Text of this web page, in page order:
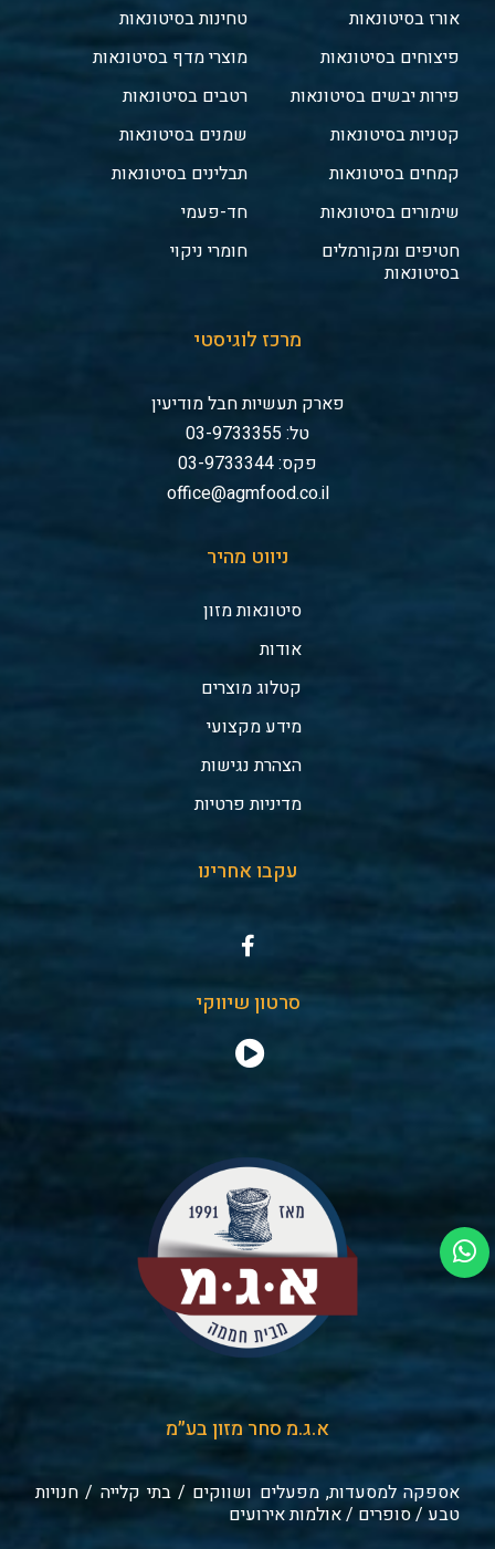
אורז בסיטונאות
פיצוחים בסיטונאות
פירות יבשים בסיטונאות
קטניות בסיטונאות
קמחים בסיטונאות
שימורים בסיטונאות
חטיפים ומקורמלים
בסיטונאות
טחינות בסיטונאות
מוצרי מדף בסיטונאות
רטבים בסיטונאות
שמנים בסיטונאות
תבלינים בסיטונאות
חד-פעמי
חומרי ניקוי
מרכז לוגיסטי
פארק תעשיות חבל מודיעין
טל: 03-9733355
פקס: 03-9733344
office@agmfood.co.il
ניווט מהיר
סיטונאות מזון
אודות
קטלוג מוצרים
מידע מקצועי
הצהרת נגישות
מדיניות פרטיות
עקבו אחרינו
סרטון שיווקי
א.ג.מ סחר מזון בע״מ
אספקה למסעדות, מפעלים ושווקים / בתי קלייה / חנויות
טבע / סופרים / אולמות אירועים